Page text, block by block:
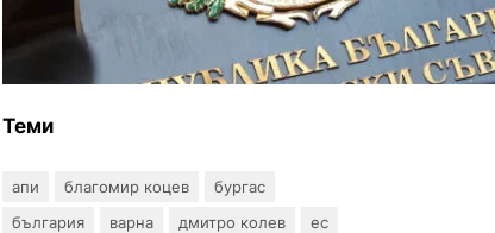
Кабинетът прие нов статут
за професиите в спортната
подготовка
Теми
апи благомир коцев
бургас
българия
варна дмитро колев
ес